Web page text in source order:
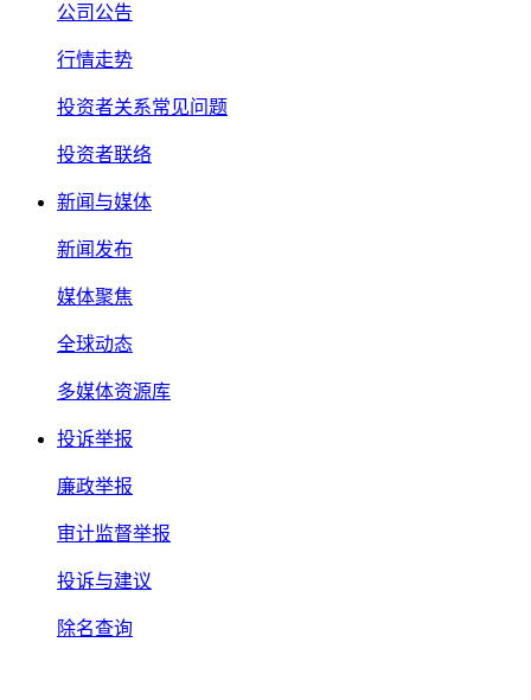
公司公告
行情走势
投资者关系常见问题
投资者联络
新闻与媒体
新闻发布
媒体聚焦
全球动态
多媒体资源库
投诉举报
廉政举报
审计监督举报
投诉与建议
除名查询